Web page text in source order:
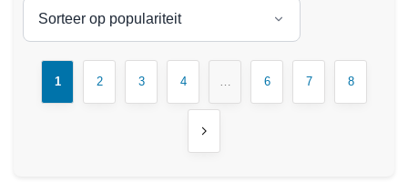
1 2 3 4 … 6 7 8